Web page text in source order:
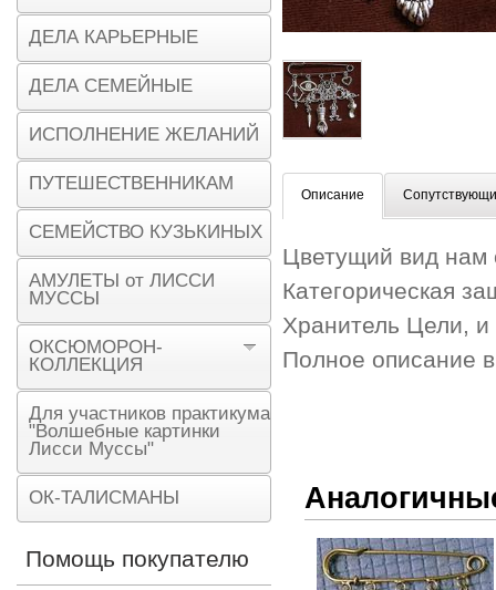
Описание
Цветущий вид нам
Категорическая
Хранитель Цели,
Полное описание
ДЕЛА КАРЬЕРНЫЕ
ДЕЛА СЕМЕЙНЫЕ
ИСПОЛНЕНИЕ ЖЕЛАНИЙ
ПУТЕШЕСТВЕННИКАМ
СЕМЕЙСТВО КУЗЬКИНЫХ
АМУЛЕТЫ от ЛИССИ
МУССЫ
ОКСЮМОРОН-
КОЛЛЕКЦИЯ
Для участников практикума
"Волшебные картинки
Лисси Муссы"
ОК-ТАЛИСМАНЫ
Помощь покупателю